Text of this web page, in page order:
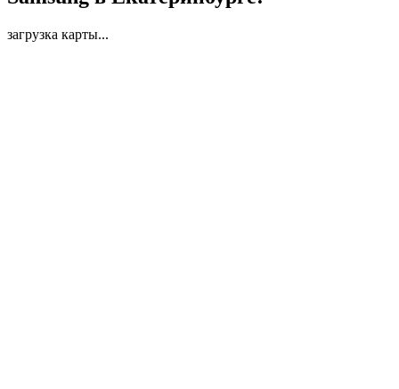
загрузка карты...